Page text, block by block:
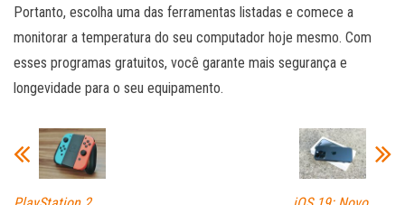
Portanto, escolha uma das ferramentas listadas e comece a
monitorar a temperatura do seu computador hoje mesmo. Com
esses programas gratuitos, você garante mais segurança e
longevidade para o seu equipamento.